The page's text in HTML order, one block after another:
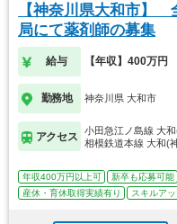
【神奈川県大和市】
局にて薬剤師の募集
給与 【年収】400万円
勤務地 神奈川県 大和市
アクセス
小田急江ノ島線 大
相模鉄道本線 大和(
年収400万円以上可 新卒も応募可能
産休・育休取得実績有り
スキルア